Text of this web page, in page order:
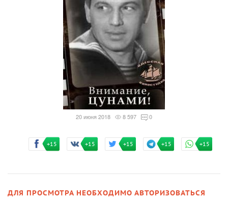
20 июня 2018 8 597 0
+15 +15 +15 +15 +15
ДЛЯ ПРОСМОТРА НЕОБХОДИМО АВТОРИЗОВАТЬСЯ